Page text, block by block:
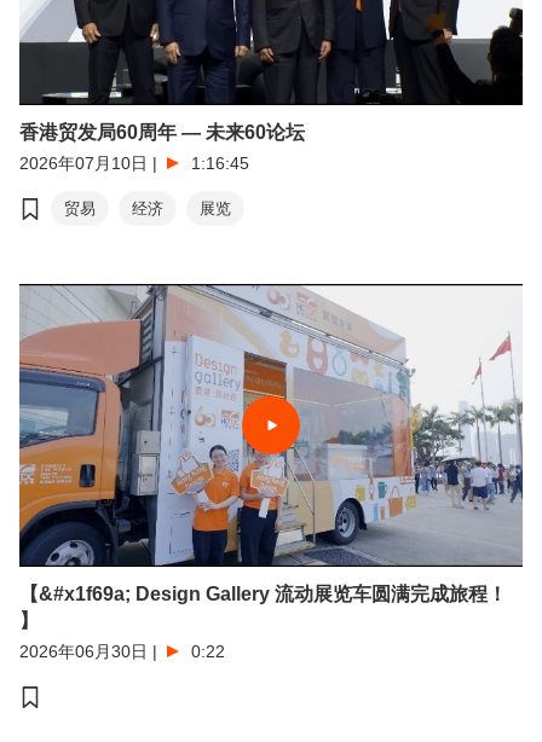
香港贸发局60周年 — 未来60论坛
2026年07月10日 | 1:16:45
贸易 经济 展览
【&#x1f69a; Design Gallery 流动展览车圆满完成旅程！
】
2026年06月30日 | 0:22